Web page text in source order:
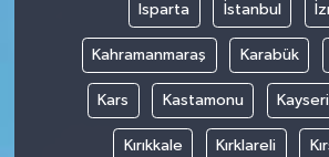
Isparta İstanbul
Kahramanmaraş Karabük
Kars Kastamonu Kayseri
Kırıkkale Kırklareli